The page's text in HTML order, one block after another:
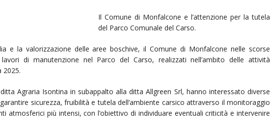
Il Comune di Monfalcone e l’attenzione per la tutela
del Parco Comunale del Carso.
e la valorizzazione delle aree boschive, il Comune di Monfalcone nelle scorse
di manutenzione nel Parco del Carso, realizzati nell’ambito delle attività
2025.
Agraria Isontina in subappalto alla ditta Allgreen Srl, hanno interessato diverse
sicurezza, fruibilità e tutela dell’ambiente carsico attraverso il monitoraggio
atmosferici più intensi, con l’obiettivo di individuare eventuali criticità e intervenire